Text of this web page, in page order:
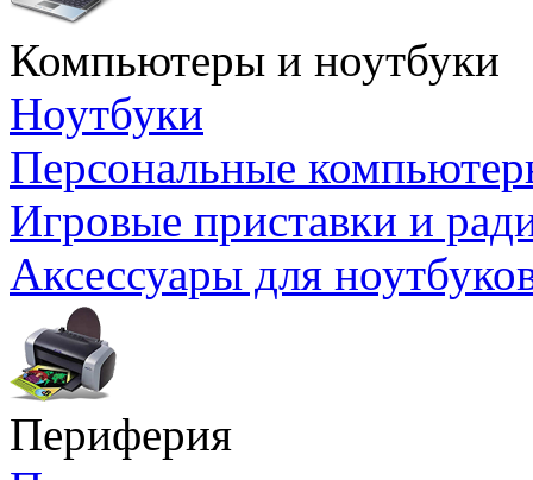
Компьютеры и ноутбуки
Ноутбуки
Персональные
Игровые приставки и
Аксессуары для
Периферия